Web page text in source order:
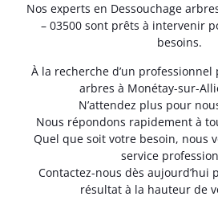
Nos experts en Dessouchage
– 03500 sont prêts à intervenir
besoins.
À la recherche d’un professionnel
arbres à Monétay-sur-
N’attendez plus pour
Nous répondons rapidement à
Quel que soit votre besoin, nous
service
Contactez-nous dès aujourd’hui
résultat à la hauteur de